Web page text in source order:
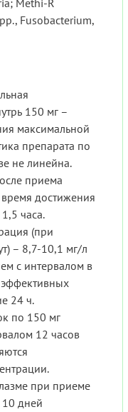
Methi-R
Fusobacterium,
150 мг –
максимальной
препарата по
не линейна.
приема
достижения
часа.
(при
– 8,7-10,1 мг/л
с интервалом в
24 ч.
по 150 мг
12 часов
при приеме
10 дней